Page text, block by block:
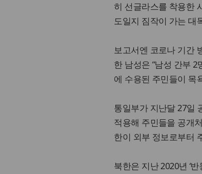
히 선글라스를 착용한
도일지 짐작이 가는 대
보고서엔 코로나 기간
한 남성은 “남성 간부 2
에 수용된 주민들이 목
통일부가 지난달 27일
적용해 주민들을 공개
한이 외부 정보로부터
북한은 지난 2020년 ‘